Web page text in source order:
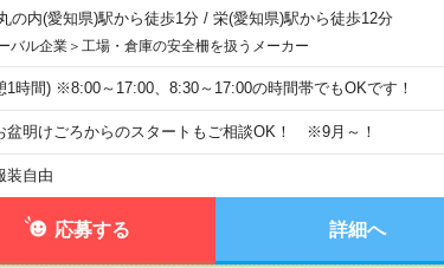
の内(愛知県)駅から徒歩1分/ 栄(愛知県)駅から徒歩12分
バル企業＞工場・倉庫の安全柵を扱うメーカー
時間) ※8:00～17:00、8:30～17:00の時間帯でもOKです！
明けごろからのスタートもご相談OK！ ※9月～！
装自由
応募する 詳細へ